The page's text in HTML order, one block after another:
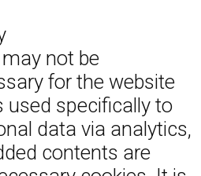
not be
for the website
used specifically to
data via analytics,
contents are